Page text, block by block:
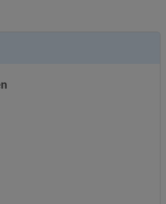
i nytt fönster.
i nytt fönster.
i nytt fönster.
i nytt fönster.